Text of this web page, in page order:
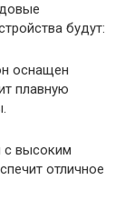
будут:
оснащен
плавную
с высоким
отличное